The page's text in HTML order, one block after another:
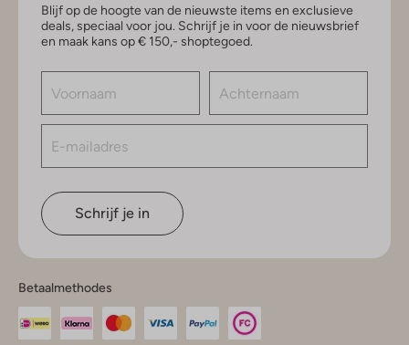
Blijf op de hoogte van de nieuwste items en exclusieve
deals, speciaal voor jou. Schrijf je in voor de nieuwsbrief
en maak kans op € 150,- shoptegoed.
Schrijf je in
Betaalmethodes